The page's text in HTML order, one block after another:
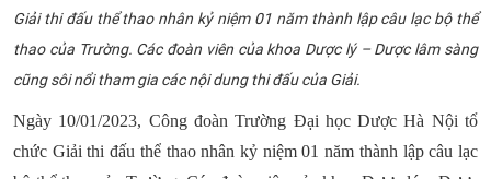
ĐẢM BẢO CHẤT LƯỢNG
KHOA HỌC CÔNG NGHỆ
HTQT
Giải thi đấu thể thao nhân kỷ niệm 01 năm thành lập câu lạc bộ thể
thao của Trường. Các đoàn viên của khoa Dược lý – Dược lâm sàng
cũng sôi nổi tham gia các nội dung thi đấu của Giải.
Ngày 10/01/2023, Công đoàn Trường Đại học Dược Hà Nội tổ
chức Giải thi đấu thể thao nhân kỷ niệm 01 năm thành lập câu lạc